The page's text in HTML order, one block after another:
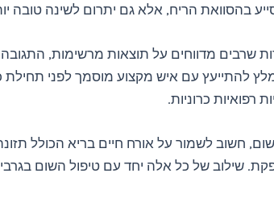
בהסוואת הריח, אלא גם יתרום לשינה טובה
שרבים מדווחים על תוצאות מרשימות,
להתייעץ עם איש מקצוע מוסמך לפני תחילת
רפואיות כרוניות.
חשוב לשמור על אורח חיים בריא הכולל
שילוב של כל אלה יחד עם טיפול השום